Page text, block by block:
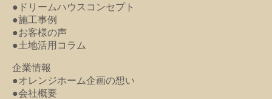
●ドリームハウスコンセプト
●施工事例
●お客様の声
●土地活用コラム
企業情報
●オレンジホーム企画の想い
●会社概要